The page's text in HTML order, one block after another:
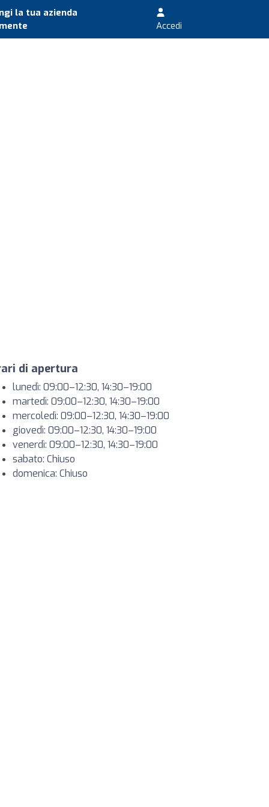
la tua azienda
Accedi
di apertura
lunedì: 09:00–12:30, 14:30–19:00
martedì: 09:00–12:30, 14:30–19:00
mercoledì: 09:00–12:30, 14:30–19:00
giovedì: 09:00–12:30, 14:30–19:00
venerdì: 09:00–12:30, 14:30–19:00
sabato: Chiuso
domenica: Chiuso